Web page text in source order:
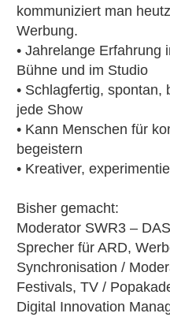
kommuniziert man
Werbung.
• Jahrelange Erfahrung
Bühne und im Studio
• Schlagfertig, spontan,
jede Show
• Kann Menschen für
begeistern
• Kreativer,
Bisher gemacht:
Moderator SWR3 –
Sprecher für ARD,
Synchronisation /
Festivals, TV /
Digital Innovation